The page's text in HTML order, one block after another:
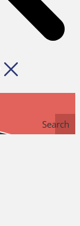
Search